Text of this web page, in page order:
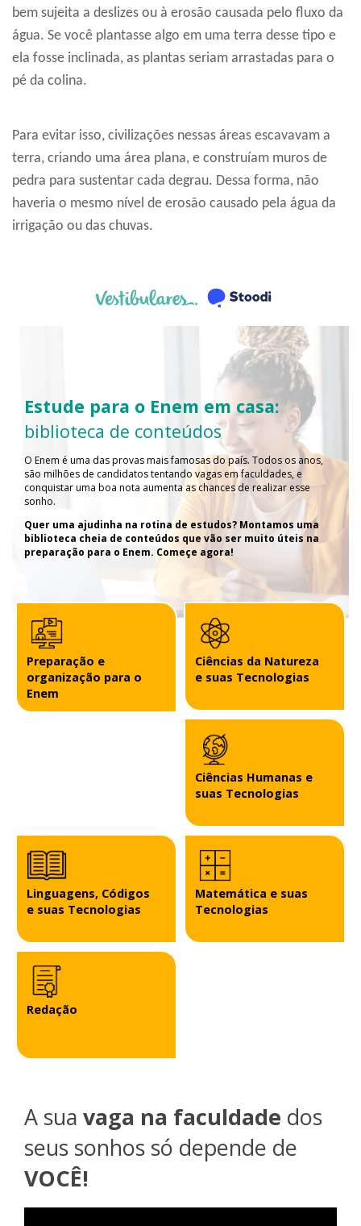
bem sujeita a deslizes ou à erosão causada pelo fluxo da
água. Se você plantasse algo em uma terra desse tipo e
ela fosse inclinada, as plantas seriam arrastadas para o
pé da colina.
Para evitar isso, civilizações nessas áreas escavavam a
terra, criando uma área plana, e construíam muros de
pedra para sustentar cada degrau. Dessa forma, não
haveria o mesmo nível de erosão causado pela água da
irrigação ou das chuvas.